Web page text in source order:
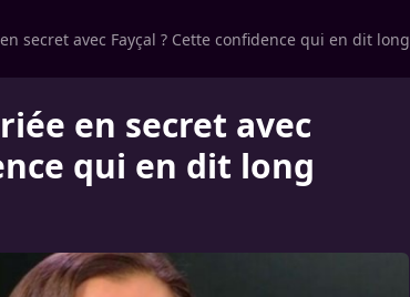
secret avec Fayçal ? Cette confidence qui en dit long
en secret avec
qui en dit long